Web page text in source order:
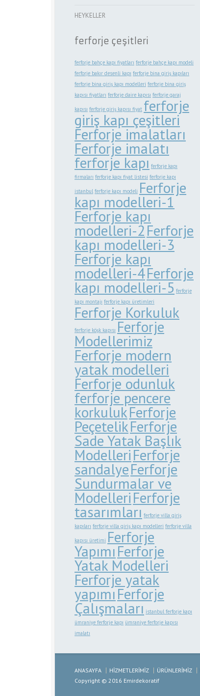
HEYKELLER
ferforje çeşitleri
ferforje bahçe kapı fiyatları ferforje bahçe kapı modeli
ferforje bakır desenli kapı ferforje bina giriş kapıları
ferforje bina giriş kapı modelleri ferforje bina giriş
kapısı fiyatları ferforje daire kapısı ferforje garaj
kapısı ferforje giriş kapısı fiyat ferforje
giriş kapı çeşitleri
Ferforje imalatları
Ferforje imalatı
ferforje kapı ferforje kapı
firmaları ferforje kapı fiyat listesi ferforje kapı
istanbul ferforje kapı modeli Ferforje
kapı modelleri-1
Ferforje kapı
modelleri-2Ferforje
kapı modelleri-3
Ferforje kapı
modelleri-4Ferforje
kapı modelleri-5 ferforje
kapı montajı ferforje kapı üretimleri
Ferforje Korkuluk
ferforje köşk kapısı Ferforje
Modellerimiz
Ferforje modern
yatak modelleri
Ferforje odunluk
ferforje pencere
korkulukFerforje
PeçetelikFerforje
Sade Yatak Başlık
ModelleriFerforje
sandalyeFerforje
Sundurmalar ve
ModelleriFerforje
tasarımları ferforje villa giriş
kapıları ferforje villa giriş kapı modelleri ferforje villa
kapısı üretimi Ferforje
YapımıFerforje
Yatak Modelleri
Ferforje yatak
yapımıFerforje
Çalışmaları istanbul ferforje kapı
ümraniye ferforje kapı ümraniye ferforje kapısı
imalatı
ANASAYFA HİZMETLERİMİZ ÜRÜNLERİMİZ
Copyright © 2016 Emirdekoratif